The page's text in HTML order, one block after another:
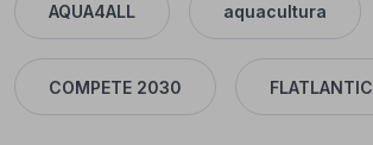
AQUA4ALL aquacultura
COMPETE 2030 FLATLANTIC